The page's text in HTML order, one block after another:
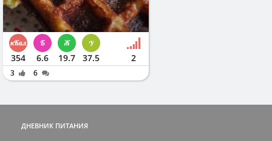
354 6.6 19.7 37.5 2
3 6
ДНЕВНИК ПИТАНИЯ